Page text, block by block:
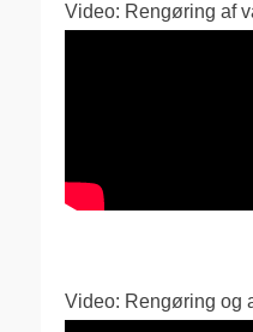
Video: Rengøring af
Video: Rengøring og